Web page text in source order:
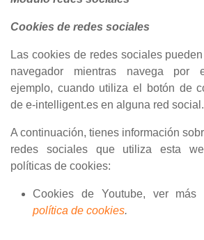
Cookies de redes sociales
Las cookies de redes sociales
navegador mientras navega por
ejemplo, cuando utiliza el botón de
de e-intelligent.es en alguna red social.
A continuación, tienes información
redes sociales que utiliza esta
políticas de cookies:
Cookies de Youtube, ver más
política de cookies.